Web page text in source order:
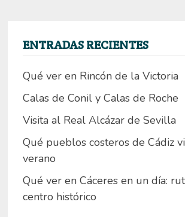
ENTRADAS RECIENTES
Qué ver en Rincón de la Victoria
Calas de Conil y Calas de Roche
Visita al Real Alcázar de Sevilla
Qué pueblos costeros de Cádiz
verano
Qué ver en Cáceres en un día:
centro histórico